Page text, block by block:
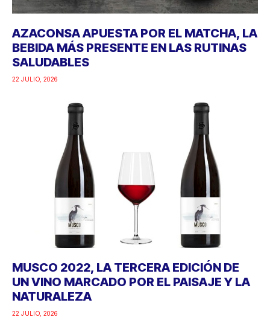
AZACONSA APUESTA POR EL MATCHA, LA
BEBIDA MÁS PRESENTE EN LAS RUTINAS
SALUDABLES
22 JULIO, 2026
MUSCO 2022, LA TERCERA EDICIÓN DE
UN VINO MARCADO POR EL PAISAJE Y LA
NATURALEZA
22 JULIO, 2026